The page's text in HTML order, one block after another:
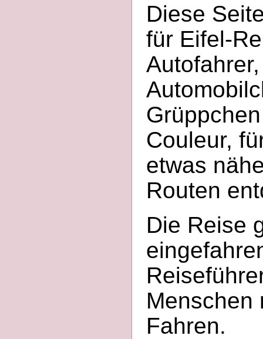
Diese
für Eifel-
Couleur,
etwas
Routen
Die Reise
Menschen
Fahren.